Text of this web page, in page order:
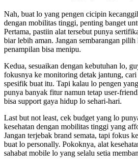
Nah, buat lo yang pengen cicipin
dengan mobilitas tinggi, penting banget
Pertama, pastiin alat tersebut punya
biar lebih aman. Jangan sembarangan pilih
penampilan bisa menipu.
Kedua, sesuaikan dengan kebutuhan lo,
fokusnya ke monitoring detak jantung, cari
spesifik buat itu. Tapi kalau lo pengen
punya banyak fitur namun tetap user-
bisa support gaya hidup lo sehari-hari.
Last but not least, cek budget yang lo
kesehatan dengan mobilitas tinggi yang
Jangan terjebak brand semata, tapi fokus
buat lo personally. Pokoknya, alat
sahabat mobile lo yang selalu setia